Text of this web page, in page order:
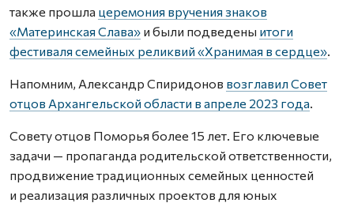
также прошла церемония вручения знаков
«Материнская Слава» и были подведены итоги
фестиваля семейных реликвий «Хранимая в сердце».
Напомним, Александр Спиридонов возглавил Совет
отцов Архангельской области в апреле 2023 года.
Совету отцов Поморья более 15 лет. Его ключевые
задачи — пропаганда родительской ответственности,
продвижение традиционных семейных ценностей
и реализация различных проектов для юных